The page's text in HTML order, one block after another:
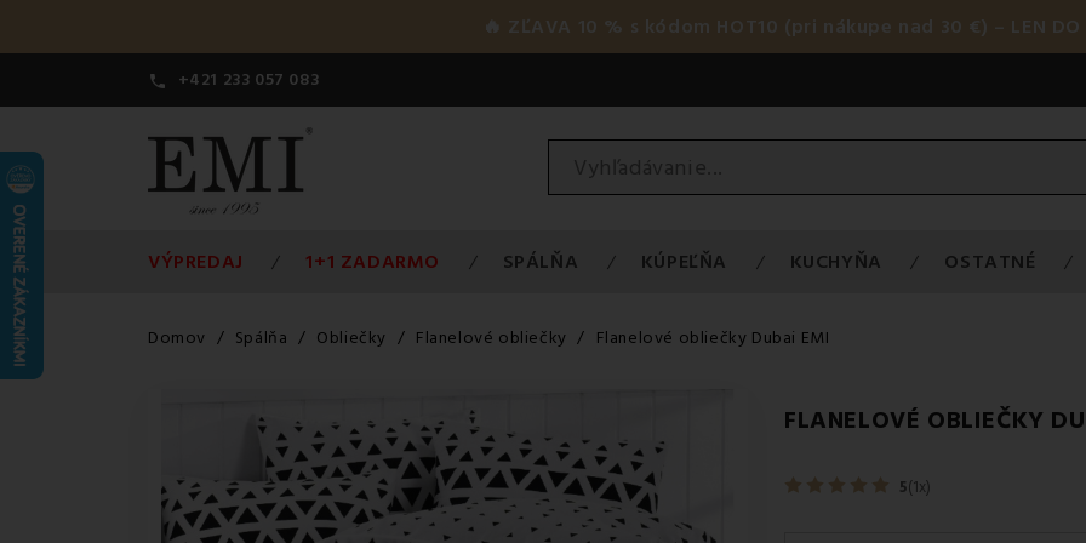
🔥 ZĽAVA 10 % s kódom HOT10 (pri nákupe nad 30 €) – LEN DO
 +421 233 057 083
VÝPREDAJ 1+1 ZADARMO SPÁLŇA KÚPEĽŇA KUCHYŇA OSTATNÉ
Domov Spálňa Obliečky Flanelové obliečky Flanelové obliečky Dubai EMI
FLANELOVÉ OBLIEČKY
5(1x)